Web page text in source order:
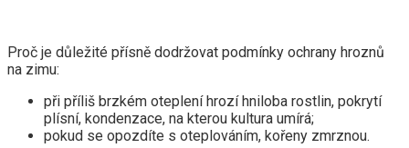
Proč je důležité přísně dodržovat podmínky ochrany hroznů
na zimu:
při příliš brzkém oteplení hrozí hniloba rostlin, pokrytí
plísní, kondenzace, na kterou kultura umírá;
pokud se opozdíte s oteplováním, kořeny zmrznou.